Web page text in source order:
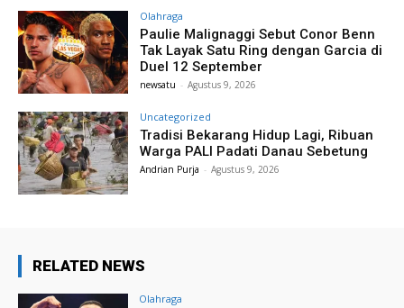
Olahraga
Paulie Malignaggi Sebut Conor Benn
Tak Layak Satu Ring dengan Garcia di
Duel 12 September
newsatu - Agustus 9, 2026
Uncategorized
Tradisi Bekarang Hidup Lagi, Ribuan
Warga PALI Padati Danau Sebetung
Andrian Purja - Agustus 9, 2026
RELATED NEWS
Olahraga